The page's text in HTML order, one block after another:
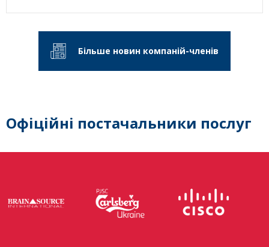
Більше новин компаній-членів
Офіційні постачальники послуг